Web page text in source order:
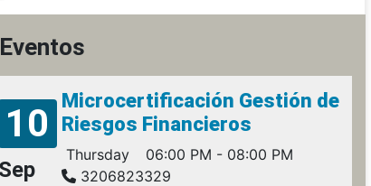
Eventos
10
Sep
Microcertificación Gestión de
Riesgos Financieros
Thursday
06:00 PM - 08:00 PM
3206823329